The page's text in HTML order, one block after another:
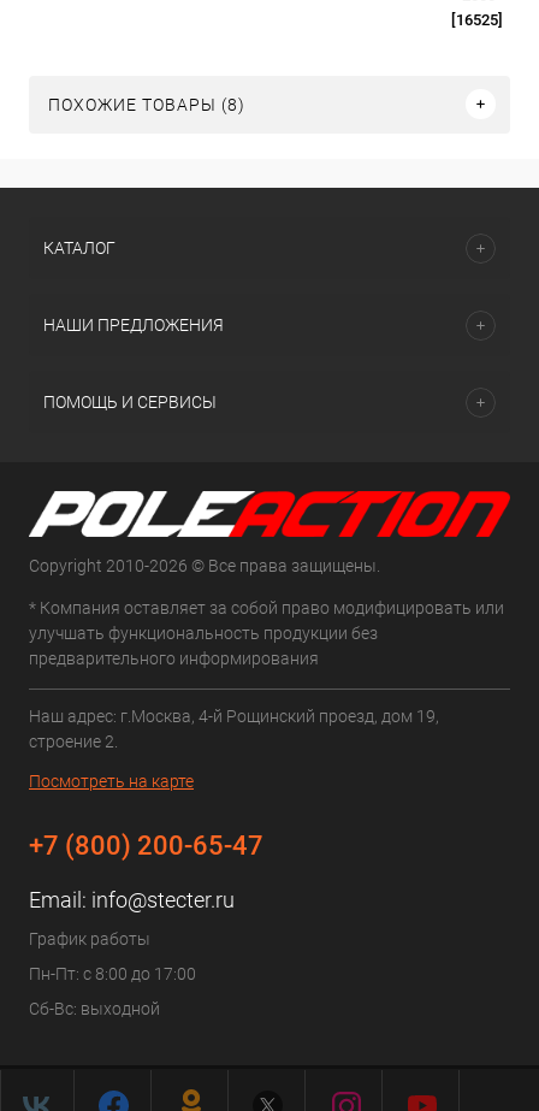
[16525]
ПОХОЖИЕ ТОВАРЫ (8)
КАТАЛОГ
НАШИ ПРЕДЛОЖЕНИЯ
ПОМОЩЬ И СЕРВИСЫ
Copyright 2010-2026 © Все права защищены.
* Компания оставляет за собой право модифицировать или
улучшать функциональность продукции без
предварительного информирования
Наш адрес: г.Москва, 4-й Рощинский проезд, дом 19,
строение 2.
Посмотреть на карте
+7 (800) 200-65-47
Email: info@stecter.ru
График работы
Пн-Пт: с 8:00 до 17:00
Сб-Вс: выходной